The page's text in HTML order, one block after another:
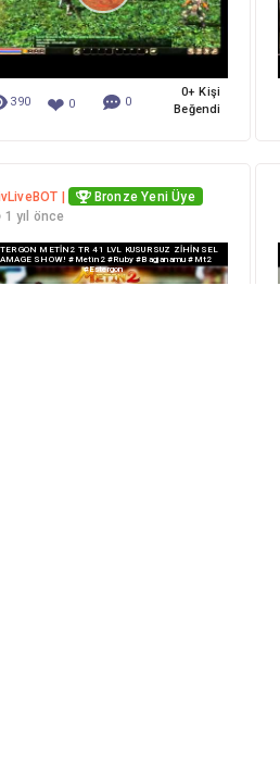
390 ❤ 0 0
0+ Kişi
Beğendi
|
Bronze Yeni Üye
1 yıl önce
METİN2 TR 41 LVL KUSURSUZ ZİHİNSEL
SHOW! #metin2 #ruby #bagjanamu #mt2
#estergon